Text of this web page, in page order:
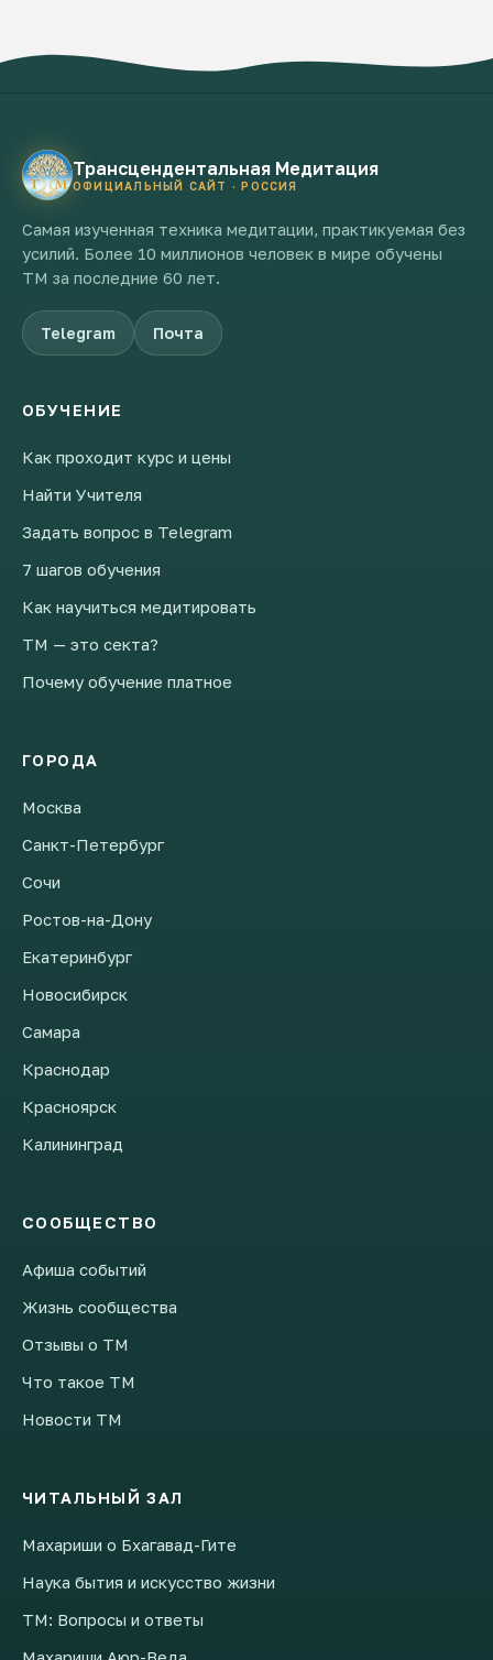
Трансцендентальная Медитация
ОФИЦИАЛЬНЫЙ САЙТ · РОССИЯ
Самая изученная техника медитации, практикуемая без
усилий. Более 10 миллионов человек в мире обучены
ТМ за последние 60 лет.
Telegram Почта
ОБУЧЕНИЕ
Как проходит курс и цены
Найти Учителя
Задать вопрос в Telegram
7 шагов обучения
Как научиться медитировать
ТМ — это секта?
Почему обучение платное
ГОРОДА
Москва
Санкт-Петербург
Сочи
Ростов-на-Дону
Екатеринбург
Новосибирск
Самара
Краснодар
Красноярск
Калининград
СООБЩЕСТВО
Афиша событий
Жизнь сообщества
Отзывы о ТМ
Что такое ТМ
Новости ТМ
ЧИТАЛЬНЫЙ ЗАЛ
Махариши о Бхагавад-Гите
Наука бытия и искусство жизни
ТМ: Вопросы и ответы